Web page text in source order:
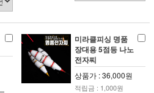
미라클피싱 명품
장대용 5점등 나노
전자찌
상품가 : 36,000원
적립금 : 1,000원